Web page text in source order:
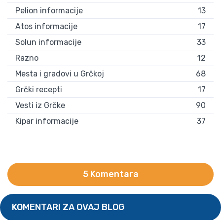
Pelion informacije
13
Atos informacije
17
Solun informacije
33
Razno
12
Mesta i gradovi u Grčkoj
68
Grčki recepti
17
Vesti iz Grčke
90
Kipar informacije
37
5 Komentara
KOMENTARI ZA OVAJ BLOG